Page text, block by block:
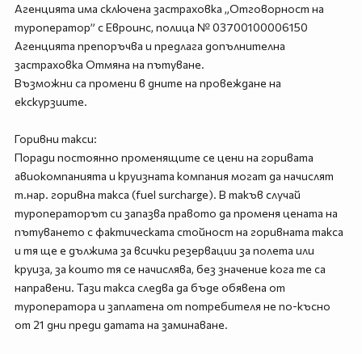
Агенцията има сключена застраховка „Отговорност на
туроператор” с Евроинс, полица № 03700100006150
Агенцията препоръчва и предлага допълнителна
застраховка Отмяна на пътуване.
Възможни са промени в дните на провеждане на
екскурзиите.
Горивни такси:
Поради постоянно променящите се цени на горивата
авиокомпанията и круизната компания могат да начислят
т.нар. горивна такса (fuel surcharge). В такъв случай
туроператорът си запазва правото да променя цената на
пътуването с фактическата стойност на горивната такса
и тя ще е дължима за всички резервации за полета или
круиза, за които тя се начислява, без значение кога те са
направени. Тази такса следва да бъде обявена от
туроператора и заплатена от потребителя не по-късно
от 21 дни преди датата на заминаване.